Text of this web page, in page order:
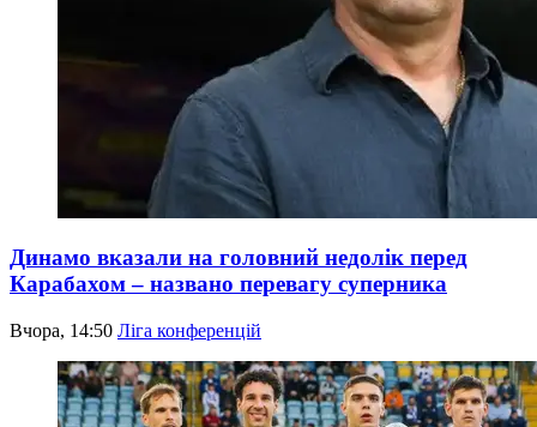
Динамо вказали на головний недолік перед
Карабахом – названо перевагу суперника
Вчора, 14:50 Ліга конференцій